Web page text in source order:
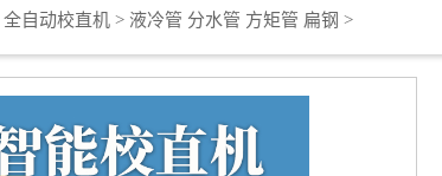
全自动校直机> 液冷管 分水管 方矩管 扁钢 >